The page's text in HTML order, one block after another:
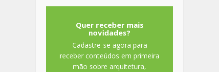
Quer receber mais
novidades?
Cadastre-se agora para
receber conteúdos em primeira
mão sobre arquitetura,